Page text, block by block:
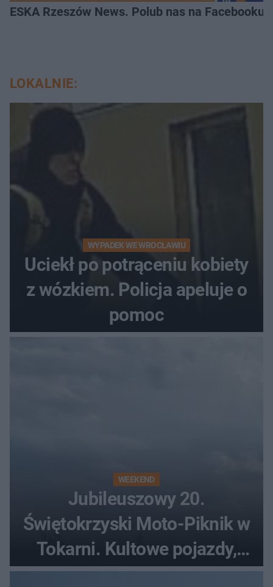
ESKA Rzeszów News. Polub nas na Facebooku!
LOKALNIE:
WYPADEK WE WROCŁAWIU
Uciekł po potrąceniu kobiety
z wózkiem. Policja apeluje o
pomoc
WEEKEND
Jubileuszowy 20.
Świętokrzyski Moto-Piknik w
Tokarni. Kultowe pojazdy,
pokazy i muzyczna scena w